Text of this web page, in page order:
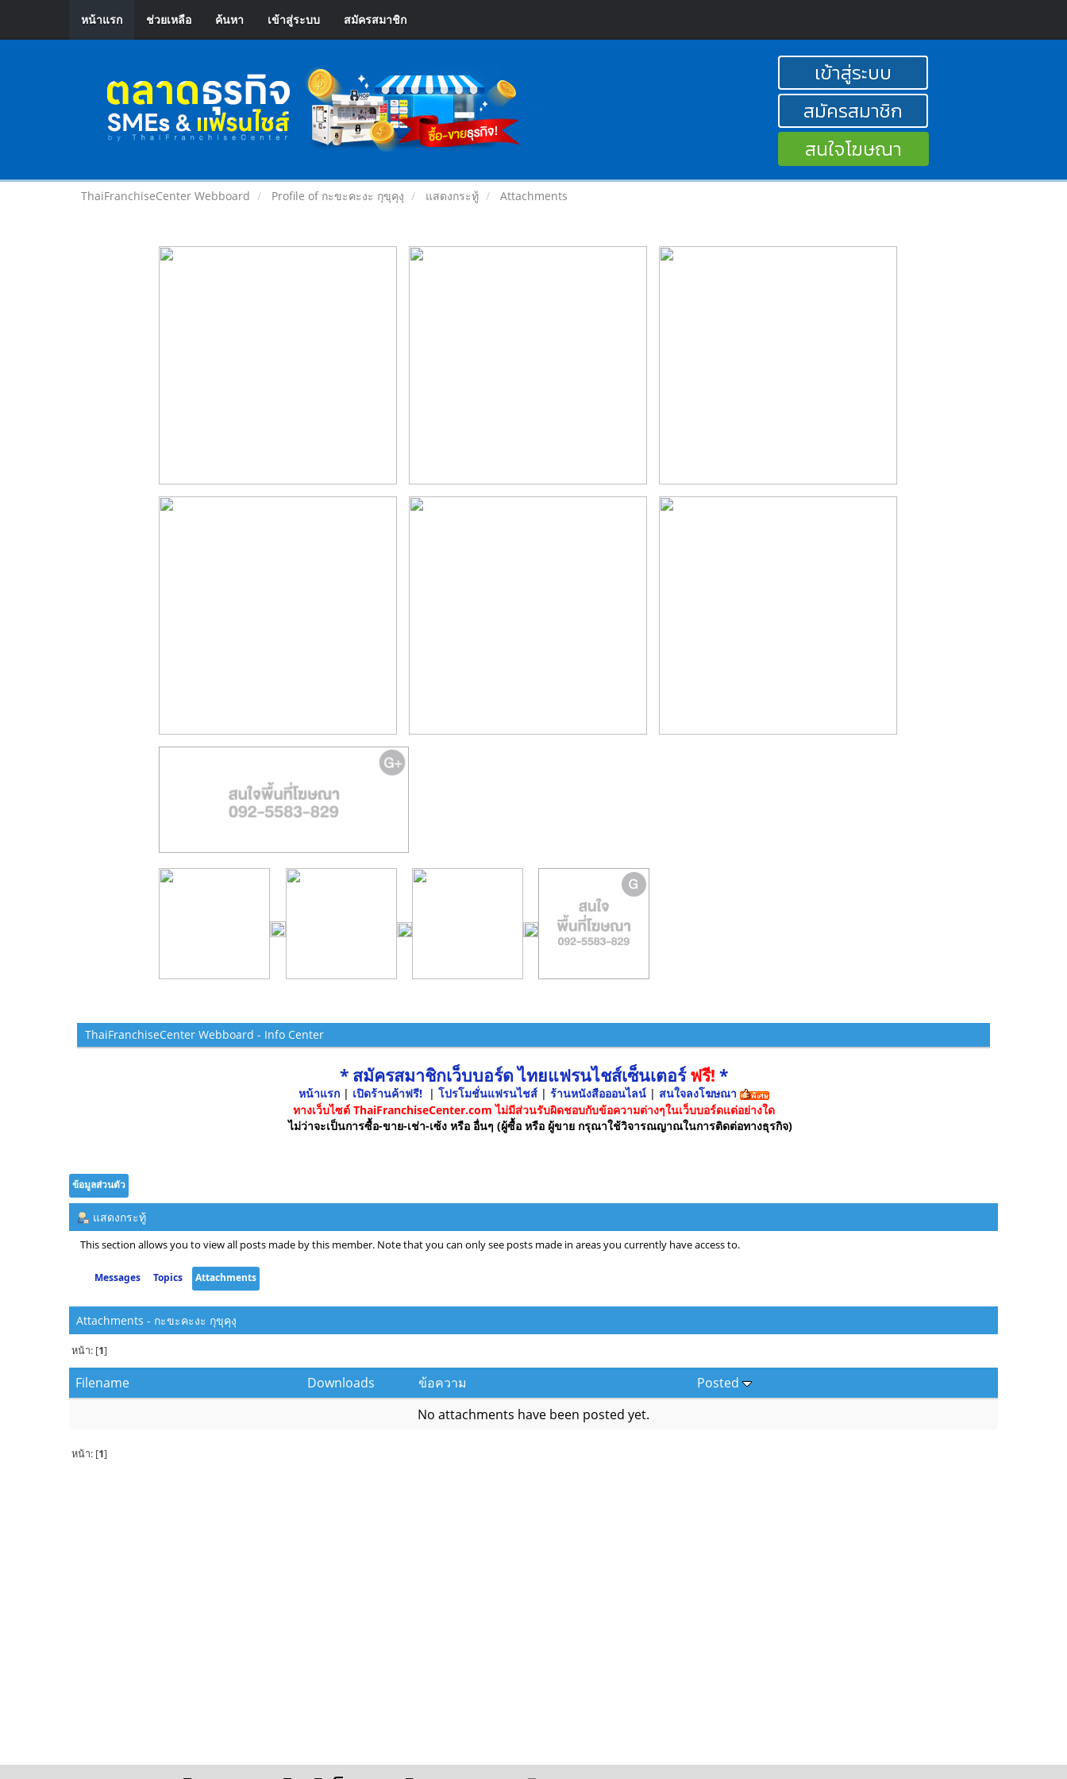
หน้าแรก ช่วยเหลือ ค้นหา เข้าสู่ระบบ สมัครสมาชิก
เข้าสู่ระบบ
สมัครสมาชิก
สนใจโฆษณา
ThaiFranchiseCenter Webboard Profile of กะขะคะงะ กุขุคุงุ แสดงกระทู้ Attachments
ThaiFranchiseCenter Webboard - Info Center
* สมัครสมาชิกเว็บบอร์ด ไทยแฟรนไชส์เซ็นเตอร์ฟรี! *
หน้าแรก| เปิดร้านค้าฟรี! | โปรโมชั่นแฟรนไชส์ | ร้านหนังสือออนไลน์ | สนใจลงโฆษณา
ทางเว็บไซต์ ThaiFranchiseCenter.com ไม่มีส่วนรับผิดชอบกับข้อความต่างๆในเว็บบอร์ดแต่อย่างใด
ไม่ว่าจะเป็นการซื้อ-ขาย-เช่า-เซ้ง หรือ อื่นๆ (ผู้ซื้อ หรือ ผู้ขาย กรุณาใช้วิจารณญาณในการติดต่อทางธุรกิจ)
ข้อมูลส่วนตัว
แสดงกระทู้
This section allows you to view all posts made by this member. Note that you can only see posts made in areas you currently have access to.
Messages Topics Attachments
Attachments - กะขะคะงะ กุขุคุงุ
หน้า: [1]
Filename Downloads ข้อความ
Posted
No attachments have been posted yet.
หน้า: [1]